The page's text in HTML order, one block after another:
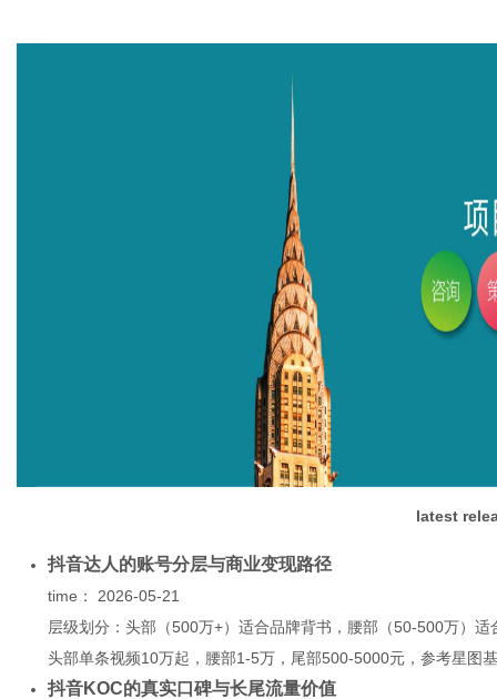
latest
抖音达人的账号分层与商业变现路径
time：
2026-05-21
层级划分：头部（500万+）适合品牌背书，腰部（50-500万）
头部单条视频10万起，腰部1-5万，尾部500-5000元，参考星图
抖音KOC的真实口碑与长尾流量价值